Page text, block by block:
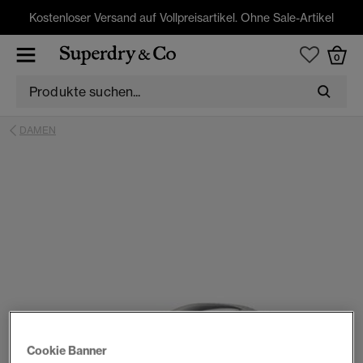
Kostenloser Versand auf Vollpreisartikel. Ohne Sale-Artikel
0
DAMEN
Cookie Banner